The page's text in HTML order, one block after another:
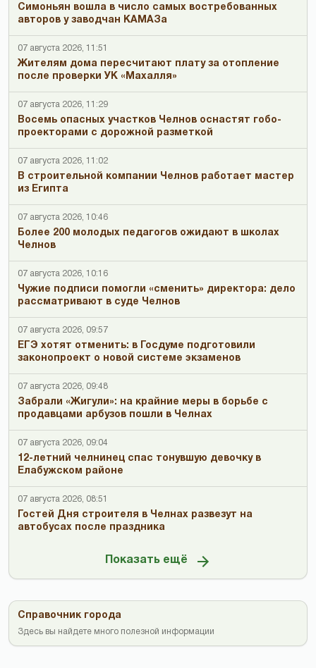
Симоньян вошла в число самых востребованных
авторов у заводчан КАМАЗа
07 августа 2026, 11:51
Жителям дома пересчитают плату за отопление
после проверки УК «Махалля»
07 августа 2026, 11:29
Восемь опасных участков Челнов оснастят гобо-
проекторами с дорожной разметкой
07 августа 2026, 11:02
В строительной компании Челнов работает мастер
из Египта
07 августа 2026, 10:46
Более 200 молодых педагогов ожидают в школах
Челнов
07 августа 2026, 10:16
Чужие подписи помогли «сменить» директора: дело
рассматривают в суде Челнов
07 августа 2026, 09:57
ЕГЭ хотят отменить: в Госдуме подготовили
законопроект о новой системе экзаменов
07 августа 2026, 09:48
Забрали «Жигули»: на крайние меры в борьбе с
продавцами арбузов пошли в Челнах
07 августа 2026, 09:04
12-летний челнинец спас тонувшую девочку в
Елабужском районе
07 августа 2026, 08:51
Гостей Дня строителя в Челнах развезут на
автобусах после праздника
Показать ещё
Справочник города
Здесь вы найдете много полезной информации